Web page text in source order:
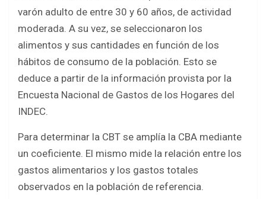
varón adulto de entre 30 y 60 años, de actividad
moderada. A su vez, se seleccionaron los
alimentos y sus cantidades en función de los
hábitos de consumo de la población. Esto se
deduce a partir de la información provista por la
Encuesta Nacional de Gastos de los Hogares del
INDEC.
Para determinar la CBT se amplía la CBA mediante
un coeficiente. El mismo mide la relación entre los
gastos alimentarios y los gastos totales
observados en la población de referencia.